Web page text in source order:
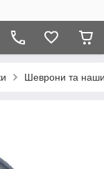
Шеврони та